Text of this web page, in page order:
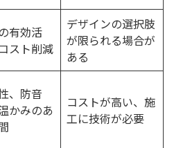
有効活
スト削減
デザインの選択肢
が限られる場合が
ある
、防音
かみのあ
コストが高い、施
工に技術が必要